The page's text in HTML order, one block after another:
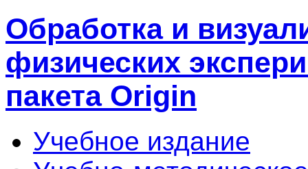
Обработка и
физических
пакета Origin
Учебное издание